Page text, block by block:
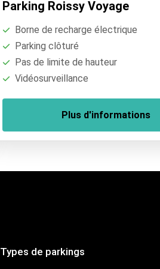
Parking Roissy Voyage
Borne de recharge électrique
Parking clôturé
Pas de limite de hauteur
Vidéosurveillance
Plus d'informations
Types de parkings